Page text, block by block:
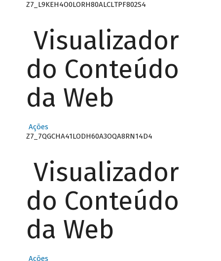
Z7_L9KEH4O0LORH80ALCLTPF802S4
Visualizador
do Conteúdo
da Web
Ações
Z7_7QGCHA41LODH60A3OQA8RN14D4
Visualizador
do Conteúdo
da Web
Ações